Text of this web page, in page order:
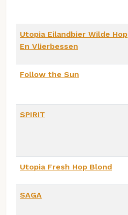
Utopia Eilandbier Wilde Hop
En Vlierbessen
Follow the Sun
SPIRIT
Utopia Fresh Hop Blond
SAGA